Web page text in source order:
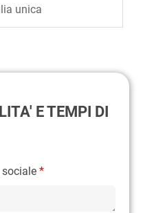
unica
E TEMPI DI
sociale *